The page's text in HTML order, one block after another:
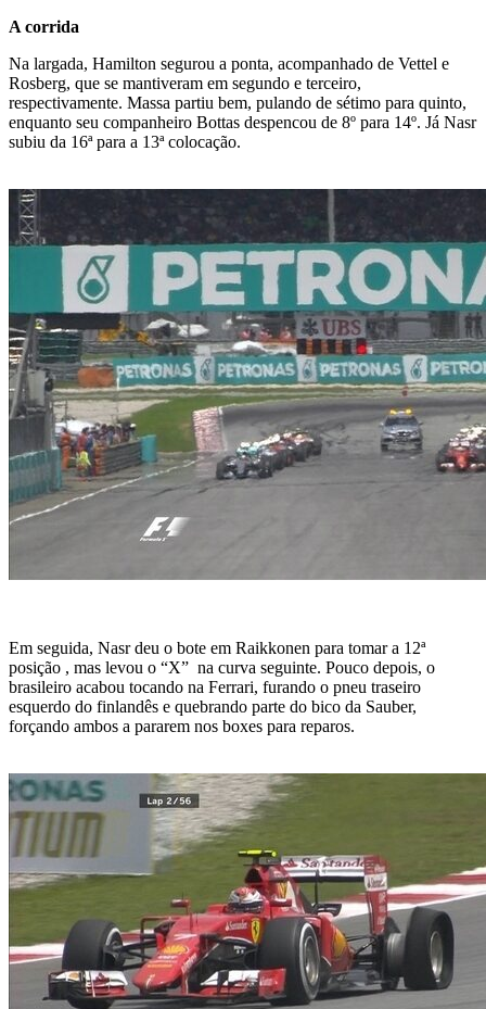
A corrida
Na largada, Hamilton segurou a ponta, acompanhado de Vettel e
Rosberg, que se mantiveram em segundo e terceiro,
respectivamente. Massa partiu bem, pulando de sétimo para quinto,
enquanto seu companheiro Bottas despencou de 8º para 14º. Já Nasr
subiu da 16ª para a 13ª colocação.
Em seguida, Nasr deu o bote em Raikkonen para tomar a 12ª
posição , mas levou o “X” na curva seguinte. Pouco depois, o
brasileiro acabou tocando na Ferrari, furando o pneu traseiro
esquerdo do finlandês e quebrando parte do bico da Sauber,
forçando ambos a pararem nos boxes para reparos.